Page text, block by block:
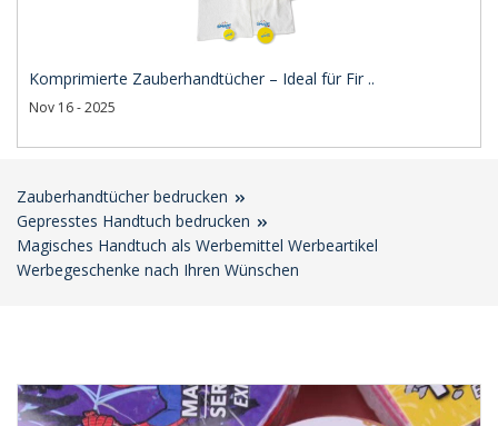
Komprimierte Zauberhandtücher – Ideal für Fir ..
Nov 16 - 2025
Zauberhandtücher bedrucken
Gepresstes Handtuch bedrucken
Magisches Handtuch als Werbemittel Werbeartikel
Werbegeschenke nach Ihren Wünschen